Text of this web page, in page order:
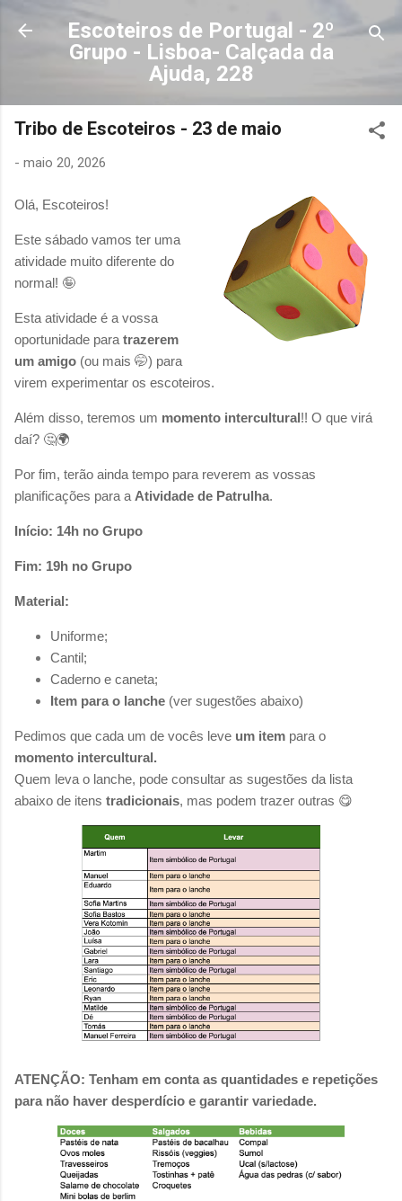
Avançar para o conteúdo principal
Escoteiros de Portugal - 2º
Grupo - Lisboa- Calçada da
Ajuda, 228
Tribo de Escoteiros - 23 de maio
- maio 20, 2026
Olá, Escoteiros!
Este sábado vamos ter uma
atividade muito diferente do
normal! 🤪
Esta atividade é a vossa
oportunidade para trazerem
um amigo (ou mais 🤭) para
virem experimentar os escoteiros.
Além disso, teremos um momento intercultural!! O que virá
daí? 🤔🌍
Por fim, terão ainda tempo para reverem as vossas
planificações para a Atividade de Patrulha.
Início: 14h no Grupo
Fim: 19h no Grupo
Material:
Uniforme;
Cantil;
Caderno e caneta;
Item para o lanche (ver sugestões abaixo)
Pedimos que cada um de vocês leve um item para o
momento intercultural.
Quem leva o lanche, pode consultar as sugestões da lista
abaixo de itens tradicionais, mas podem trazer outras 😋
ATENÇÃO: Tenham em conta as quantidades e repetições
para não haver desperdício e garantir variedade.